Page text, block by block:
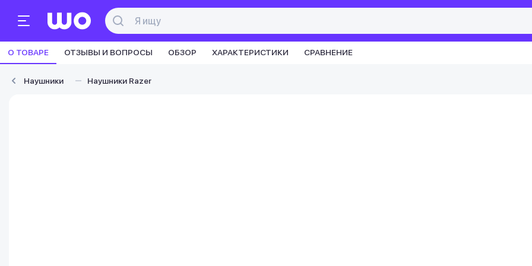
О ТОВАРЕ ОТЗЫВЫ И ВОПРОСЫ ОБЗОР ХАРАКТЕРИСТИКИ СРАВНЕНИЕ
Наушники Наушники Razer